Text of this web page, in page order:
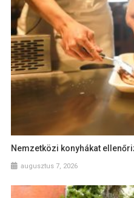
Nemzetközi konyhákat
augusztus 7, 2026